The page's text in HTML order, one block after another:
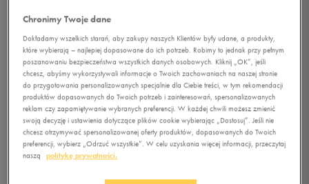
Chronimy Twoje dane
Dokładamy wszelkich starań, aby zakupy naszych Klientów były udane, a produkty,
które wybierają – najlepiej dopasowane do ich potrzeb. Robimy to jednak przy pełnym
poszanowaniu bezpieczeństwa wszystkich danych osobowych. Kliknij „OK”, jeśli
chcesz, abyśmy wykorzystywali informacje o Twoich zachowaniach na naszej stronie
do przygotowania personalizowanych specjalnie dla Ciebie treści, w tym rekomendacji
produktów dopasowanych do Twoich potrzeb i zainteresowań, spersonalizowanych
reklam czy zapamiętywanie wybranych preferencji. W każdej chwili możesz zmienić
swoją decyzję i ustawienia dotyczące plików cookie wybierając „Dostosuj”. Jeśli nie
chcesz otrzymywać spersonalizowanej oferty produktów, dopasowanych do Twoich
preferencji, wybierz „Odrzuć wszystkie”. W celu uzyskania więcej informacji, przeczytaj
naszą
politykę prywatności.